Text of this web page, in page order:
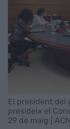
El president del
presideix el
29 de maig | ACN